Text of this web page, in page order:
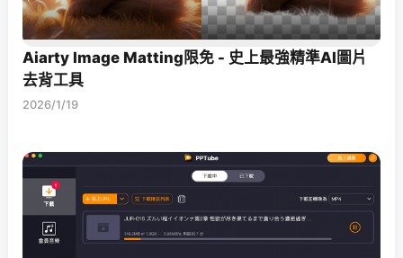
Aiarty Image Matting限免 - 史上最強精準AI圖片
去背工具
2026/1/19